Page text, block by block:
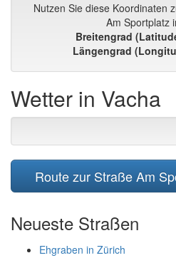
Nutzen Sie diese Koordinaten
Am Sportplatz
Breitengrad
Längengrad
Wetter in Vacha
Route zur Straße Am
Neueste Straßen
Ehgraben in Zürich